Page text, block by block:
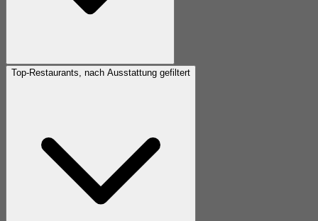
Top-Restaurants, nach Ausstattung gefiltert